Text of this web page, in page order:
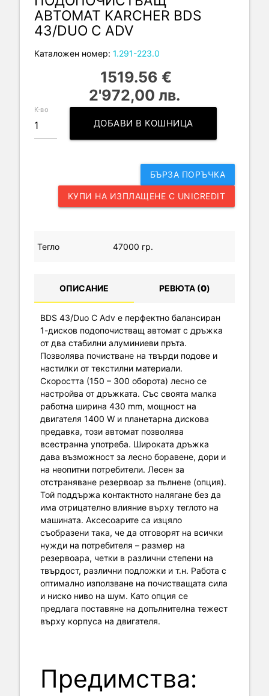
АВТОМАТ KARCHER BDS
43/DUO C ADV
Каталожен номер: 1.291-223.0
1519.56 €
2'972,00 лв.
К-во
ДОБАВИ В КОШНИЦА
БЪРЗА ПОРЪЧКА
КУПИ НА ИЗПЛАЩЕНЕ С UNICREDIT
Тегло 47000 гр.
ОПИСАНИЕ РЕВЮТА (0)
BDS 43/Duo C Adv е перфектно балансиран
1-дисков подопочистващ автомат с дръжка
от два стабилни алуминиеви пръта.
Позволява почистване на твърди подове и
настилки от текстилни материали.
Скоростта (150 – 300 оборота) лесно се
настройва от дръжката. Със своята малка
работна ширина 430 mm, мощност на
двигателя 1400 W и планетарна дискова
предавка, този автомат позволява
всестранна употреба. Широката дръжка
дава възможност за лесно боравене, дори и
на неопитни потребители. Лесен за
отстраняване резервоар за пълнене (опция).
Той поддържа контактното налягане без да
има отрицателно влияние върху теглото на
машината. Аксесоарите са изцяло
съобразени така, че да отговорят на всички
нужди на потребителя – размер на
резервоара, четки в различни степени на
твърдост, различни подложки и т.н. Работа с
оптимално използване на почистващата сила
и ниско ниво на шум. Като опция се
предлага поставяне на допълнителна тежест
върху корпуса на двигателя.
Предимства: